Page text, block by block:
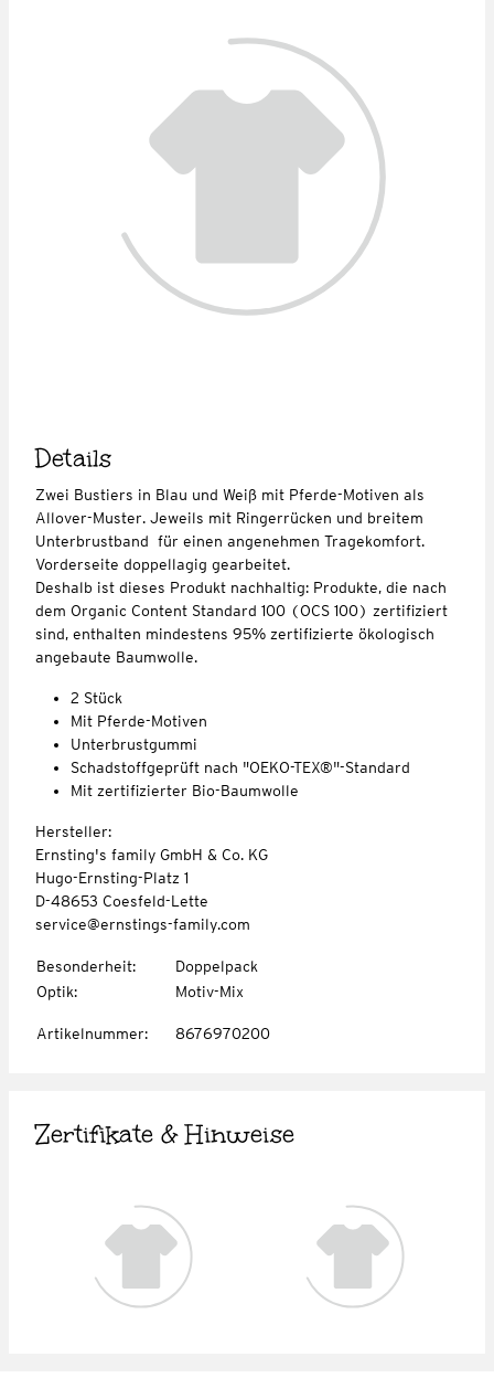
Details
Zwei Bustiers in Blau und Weiß mit Pferde-Motiven als
Allover-Muster. Jeweils mit Ringerrücken und breitem
Unterbrustband für einen angenehmen Tragekomfort.
Vorderseite doppellagig gearbeitet.
Deshalb ist dieses Produkt nachhaltig: Produkte, die nach
dem Organic Content Standard 100 (OCS 100) zertifiziert
sind, enthalten mindestens 95% zertifizierte ökologisch
angebaute Baumwolle.
2 Stück
Mit Pferde-Motiven
Unterbrustgummi
Schadstoffgeprüft nach "OEKO-TEX®"-Standard
Mit zertifizierter Bio-Baumwolle
Hersteller:
Ernsting's family GmbH & Co. KG
Hugo-Ernsting-Platz 1
D-48653 Coesfeld-Lette
service@ernstings-family.com
Besonderheit:
Doppelpack
Optik: Motiv-Mix
Artikelnummer: 8676970200
Zertifikate & Hinweise